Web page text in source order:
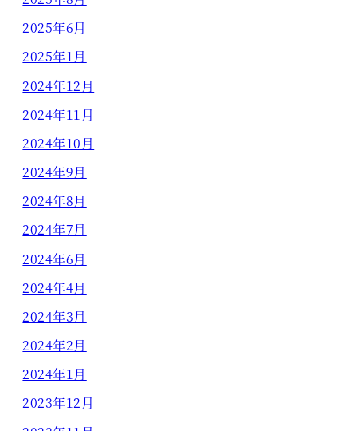
2025年6月
2025年1月
2024年12月
2024年11月
2024年10月
2024年9月
2024年8月
2024年7月
2024年6月
2024年4月
2024年3月
2024年2月
2024年1月
2023年12月